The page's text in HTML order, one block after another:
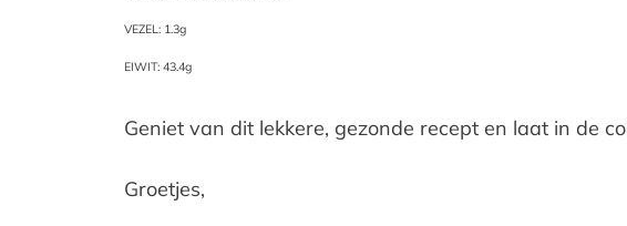
VEZEL: 1.3g
EIWIT: 43.4g
Geniet van dit lekkere, gezonde recept en laat in de
Groetjes,